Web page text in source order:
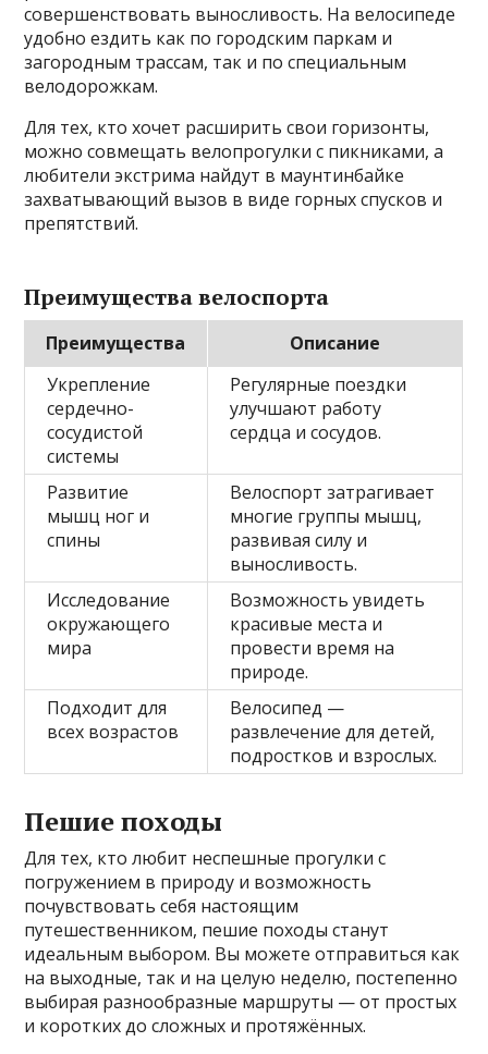
совершенствовать выносливость. На велосипеде
удобно ездить как по городским паркам и
загородным трассам, так и по специальным
велодорожкам.
Для тех, кто хочет расширить свои горизонты,
можно совмещать велопрогулки с пикниками, а
любители экстрима найдут в маунтинбайке
захватывающий вызов в виде горных спусков и
препятствий.
Преимущества велоспорта
Преимущества
Описание
Укрепление
сердечно-
сосудистой
системы
Регулярные поездки
улучшают работу
сердца и сосудов.
Развитие
мышц ног и
спины
Велоспорт затрагивает
многие группы мышц,
развивая силу и
выносливость.
Исследование
окружающего
мира
Возможность увидеть
красивые места и
провести время на
природе.
Подходит для
всех возрастов
Велосипед —
развлечение для детей,
подростков и взрослых.
Пешие походы
Для тех, кто любит неспешные прогулки с
погружением в природу и возможность
почувствовать себя настоящим
путешественником, пешие походы станут
идеальным выбором. Вы можете отправиться как
на выходные, так и на целую неделю, постепенно
выбирая разнообразные маршруты — от простых
и коротких до сложных и протяжённых.